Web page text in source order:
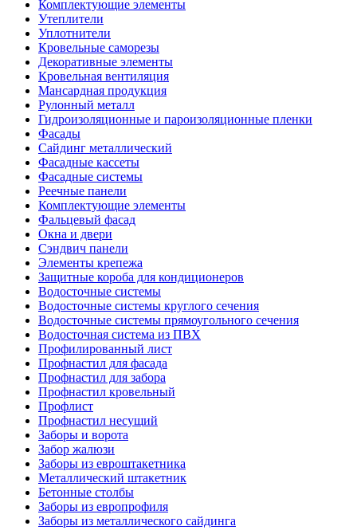
Комплектующие элементы
Утеплители
Уплотнители
Кровельные саморезы
Декоративные элементы
Кровельная вентиляция
Мансардная продукция
Рулонный металл
Гидроизоляционные и пароизоляционные пленки
Фасады
Сайдинг металлический
Фасадные кассеты
Фасадные системы
Реечные панели
Комплектующие элементы
Фальцевый фасад
Окна и двери
Сэндвич панели
Элементы крепежа
Защитные короба для кондиционеров
Водосточные системы
Водосточные системы круглого сечения
Водосточные системы прямоугольного сечения
Водосточная система из ПВХ
Профилированный лист
Профнастил для фасада
Профнастил для забора
Профнастил кровельный
Профлист
Профнастил несущий
Заборы и ворота
Забор жалюзи
Заборы из евроштакетника
Металлический штакетник
Бетонные столбы
Заборы из европрофиля
Заборы из металлического сайдинга